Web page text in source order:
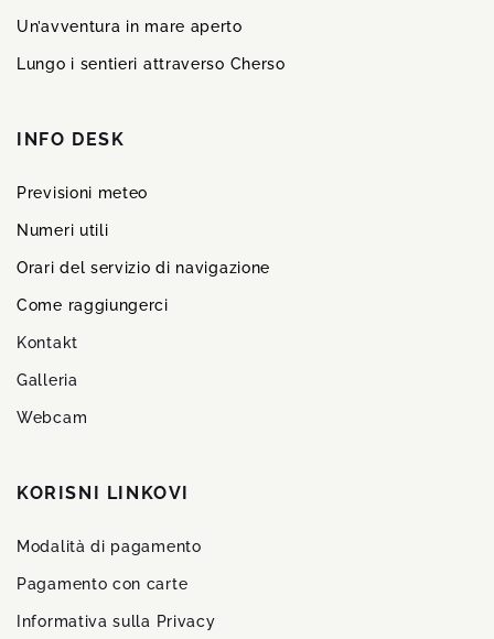
Un’avventura in mare aperto
Lungo i sentieri attraverso Cherso
INFO DESK
Previsioni meteo
Numeri utili
Orari del servizio di navigazione
Come raggiungerci
Kontakt
Galleria
Webcam
KORISNI LINKOVI
Modalità di pagamento
Pagamento con carte
Informativa sulla Privacy